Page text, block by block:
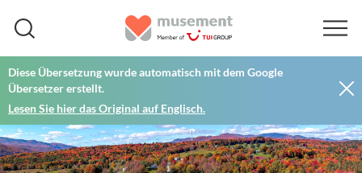
Diese Übersetzung wurde automatisch mit dem Google
Übersetzer erstellt.
Lesen Sie hier das Original auf Englisch.